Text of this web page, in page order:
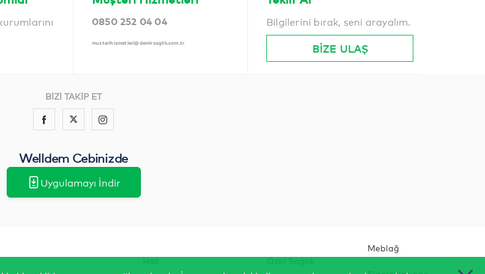
0850 252 04 04
musterihizmetleri@demirsaglik.com.tr
Bilgilerini bırak, seni arayalım.
BİZE ULAŞ
BİZİ TAKİP ET
Welldem Cebinizde
Uygulamayı İndir
Hak Özel Sağlık
Meblağ